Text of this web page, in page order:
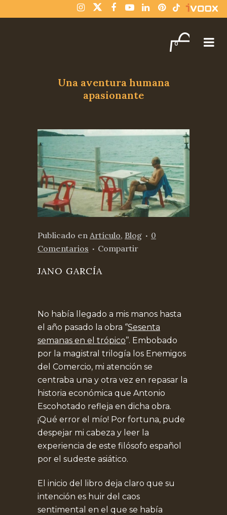
¡Compra varios libros y paga solo un envío! Descartar
0
Una aventura humana
apasionante
Publicado en Artículo, Blog
0
Comentarios
Compartir
JANO GARCÍA
No había llegado a mis manos hasta
el año pasado la obra ‘’Sesenta
semanas en el trópico’’. Embobado
por la magistral trilogía los Enemigos
del Comercio, mi atención se
centraba una y otra vez en repasar la
historia económica que Antonio
Escohotado refleja en dicha obra.
¡Qué error el mío! Por fortuna, pude
despejar mi cabeza y leer la
experiencia de este filósofo español
por el sudeste asiático.
El inicio del libro deja claro que su
intención es huir del caos
sentimental en el que se había